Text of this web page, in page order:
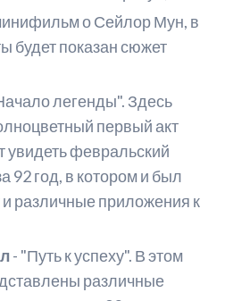
о Сейлор Мун, в
будет показан сюжет
легенды". Здесь
первый акт
увидеть февральский
92 год, в котором и был
и различные приложения к
- "Путь к успеху". В этом
различные